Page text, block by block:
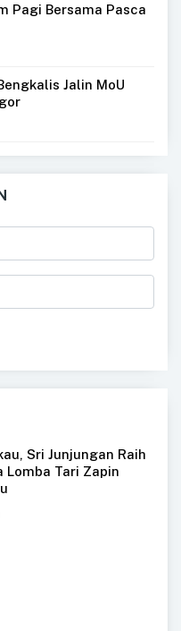
Pagi Bersama Pasca
Jalin MoU
Sri Junjungan Raih
Lomba Tari Zapin